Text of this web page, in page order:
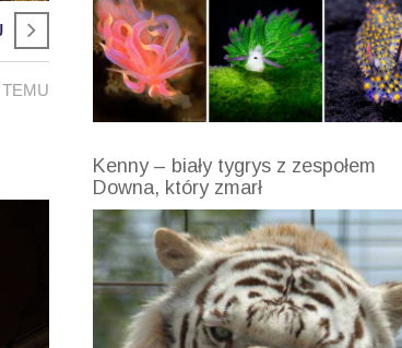
TEMU
Kenny – biały tygrys z zespołem
Downa, który zmarł